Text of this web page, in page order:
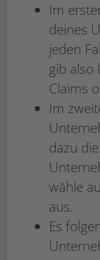
Im
deines
jeden
gib also
Claims
Im
dazu
wähle
aus.
Es